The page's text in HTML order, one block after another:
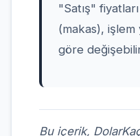
"Satış"
(makas), işlem
göre
Bu içerik,